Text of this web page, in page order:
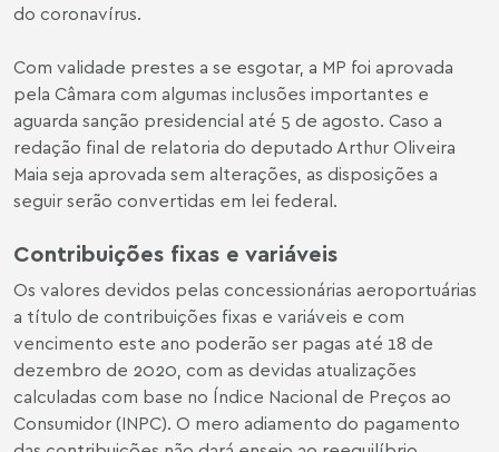
do coronavírus.
Com validade prestes a se esgotar, a MP foi aprovada
pela Câmara com algumas inclusões importantes e
aguarda sanção presidencial até 5 de agosto. Caso a
redação final de relatoria do deputado Arthur Oliveira
Maia seja aprovada sem alterações, as disposições a
seguir serão convertidas em lei federal.
Contribuições fixas e variáveis
Os valores devidos pelas concessionárias aeroportuárias
a título de contribuições fixas e variáveis e com
vencimento este ano poderão ser pagas até 18 de
dezembro de 2020, com as devidas atualizações
calculadas com base no Índice Nacional de Preços ao
Consumidor (INPC). O mero adiamento do pagamento